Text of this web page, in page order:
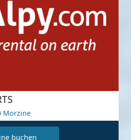
Morzine
buchen